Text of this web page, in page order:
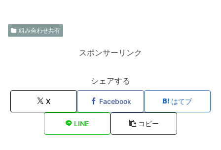
組み合わせ共有
スポンサーリンク
シェアする
X Facebook はてブ
LINE コピー